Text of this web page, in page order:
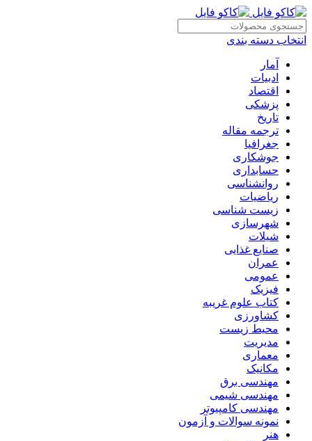
انتخاب دسته بندی
آمار
ادبیات
اقتصاد
پزشکی
تاریخ
ترجمه مقاله
جغرافیا
جوشکاری
حسابداری
روانشناسی
ریاضیات
زیست شناسی
شهرسازی
شیلات
صنایع غذایی
عمران
عمومی
فیزیک
کتاب علوم غریبه
کشاورزی
محیط زیست
مدیریت
معماری
مکانیک
مهندسی برق
مهندسی شیمی
مهندسی کامپیوتر
نمونه سوالات و آزمون
هنر